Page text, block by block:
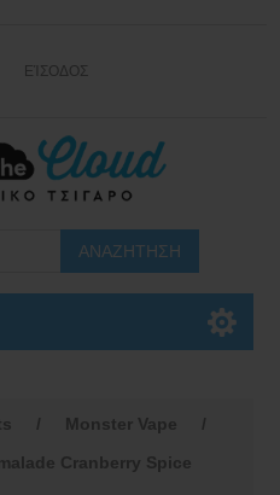
ΕΊΣΟΔΟΣ
/ Monster Vape
/
Cranberry Spice